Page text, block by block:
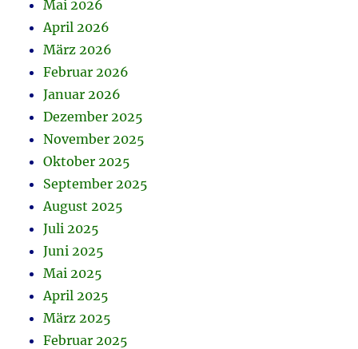
Mai 2026
April 2026
März 2026
Februar 2026
Januar 2026
Dezember 2025
November 2025
Oktober 2025
September 2025
August 2025
Juli 2025
Juni 2025
Mai 2025
April 2025
März 2025
Februar 2025